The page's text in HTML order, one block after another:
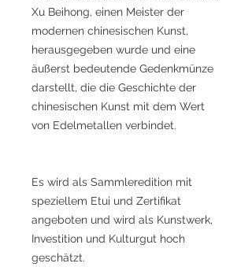
Xu Beihong, einen Meister der
modernen chinesischen Kunst,
herausgegeben wurde und eine
äußerst bedeutende Gedenkmünze
darstellt, die die Geschichte der
chinesischen Kunst mit dem Wert
von Edelmetallen verbindet.
Es wird als Sammleredition mit
speziellem Etui und Zertifikat
angeboten und wird als Kunstwerk,
Investition und Kulturgut hoch
geschätzt.